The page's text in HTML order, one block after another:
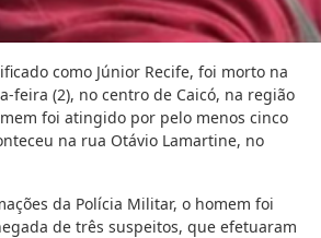
como Júnior Recife, foi morto na
feira (2), no centro de Caicó, na região
foi atingido por pelo menos cinco
na rua Otávio Lamartine, no
da Polícia Militar, o homem foi
de três suspeitos, que efetuaram